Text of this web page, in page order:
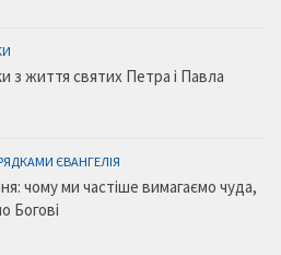
з життя святих Петра і Павла
ЄВАНГЕЛІЯ
чому ми частіше вимагаємо чуда,
Богові